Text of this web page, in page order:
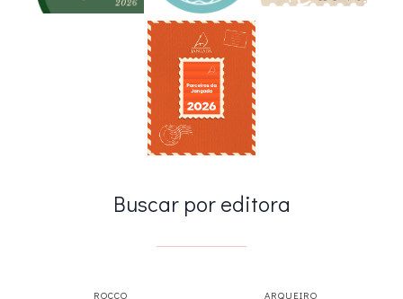
Buscar por editora
ROCCO ARQUEIRO